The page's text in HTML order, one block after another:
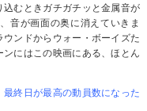
むときガチガチッと金属音が
音が画面の奥に消えていきま
ンドからウォー・ボーイズた
にはこの映画にある、ほとん
終日が最高の動員数になった